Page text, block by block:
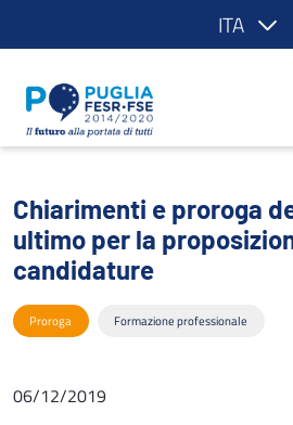
ITA
Chiarimenti e proroga
Chiarimenti e proroga
ultimo per la
candidature
Proroga Formazione professionale
06/12/2019